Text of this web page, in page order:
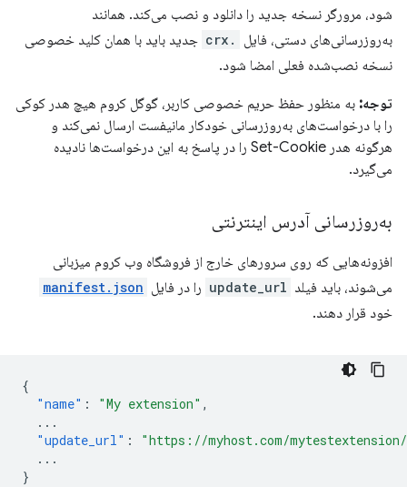
شود، مرورگر نسخه جدید را دانلود و نصب می‌کند. همانند
به‌روزرسانی‌های دستی، فایل
.crx
جدید باید با همان کلید خصوصی
نسخه نصب‌شده فعلی امضا شود.
توجه: به منظور حفظ حریم خصوصی کاربر، گوگل کروم هیچ هدر کوکی
را با درخواست‌های به‌روزرسانی خودکار مانیفست ارسال نمی‌کند و
هرگونه هدر Set-Cookie را در پاسخ به این درخواست‌ها نادیده
می‌گیرد.
به‌روزرسانی آدرس اینترنتی
افزونه‌هایی که روی سرورهای خارج از فروشگاه وب کروم میزبانی
می‌شوند، باید فیلد update_url را در فایل manifest.json
خود قرار دهند.
{
"name" : "My extension" ,
...
"update_url" :
"https://myhost.com/
...
}